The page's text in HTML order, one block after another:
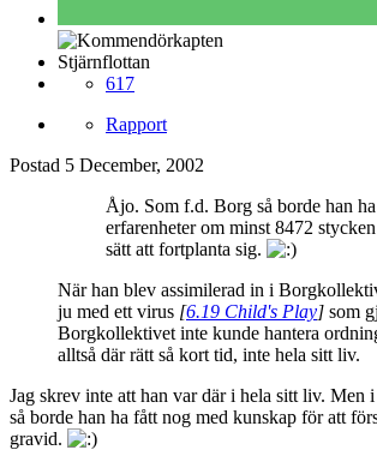
Stjärnflottan
617
Rapport
Postad 5 December, 2002
Åjo. Som f.d. Borg så borde han ha
erfarenheter om minst 8472 stycken
sätt att fortplanta sig.
När han blev assimilerad in i
ju med ett virus [6.19 Child's Play] som
Borgkollektivet inte kunde hantera
alltså där rätt så kort tid, inte hela sitt liv.
Jag skrev inte att han var där i hela sitt liv. Men
så borde han ha fått nog med kunskap för att
gravid.